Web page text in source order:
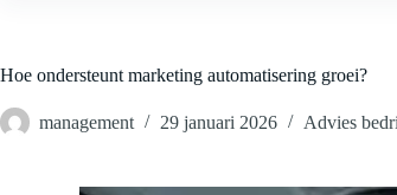
Hoe ondersteunt marketing automatisering groei?
management 29 januari 2026 Advies